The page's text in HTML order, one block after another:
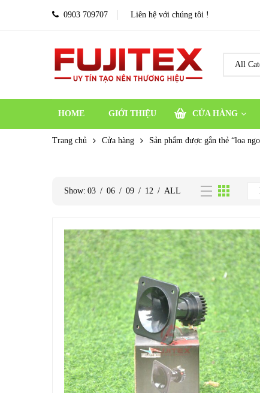
0903 709707 Liên hệ với chúng tôi !
HOME GIỚI THIỆU CỬA HÀNG
Trang chủ Cửa hàng Sản phẩm được gắn thẻ “loa
Show: 03 / 06 / 09 / 12 / ALL